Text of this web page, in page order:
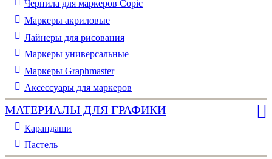
Чернила для маркеров Copic
Маркеры акриловые
Лайнеры для рисования
Маркеры универсальные
Маркеры Graphmaster
Аксессуары для маркеров
МАТЕРИАЛЫ ДЛЯ ГРАФИКИ
Карандаши
Пастель